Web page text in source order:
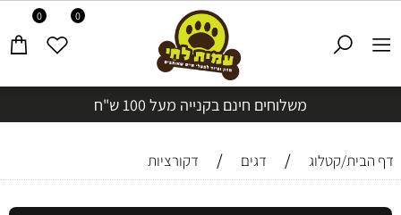
משלוחים חינם בקנייה מעל 100 ש"ח
0 0
דף הבית/קטלוג / דגים / דקורציות